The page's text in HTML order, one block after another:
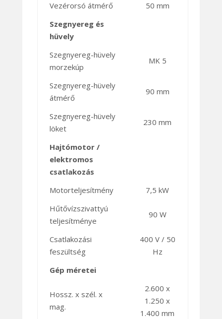
Vezérorsó átmérő
50 mm
Szegnyereg és
hüvely
Szegnyereg-hüvely
morzekúp
MK 5
Szegnyereg-hüvely
átmérő
90 mm
Szegnyereg-hüvely
löket
230 mm
Hajtómotor /
elektromos
csatlakozás
Motorteljesítmény
7,5 kW
Hűtővízszivattyú
teljesítménye
90 W
Csatlakozási
feszültség
400 V / 50
Hz
Gép méretei
Hossz. x szél. x
mag.
2.600 x
1.250 x
1.400 mm